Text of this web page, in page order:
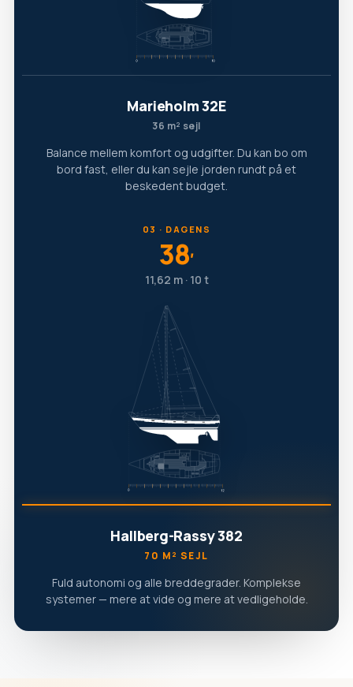
Marieholm 32E
36 m² sejl
Balance mellem komfort og udgifter. Du kan bo om
bord fast, eller du kan sejle jorden rundt på et
beskedent budget.
03 · DAGENS
38′
11,62 m · 10 t
Hallberg-Rassy 382
70 M² SEJL
Fuld autonomi og alle breddegrader. Komplekse
systemer — mere at vide og mere at vedligeholde.